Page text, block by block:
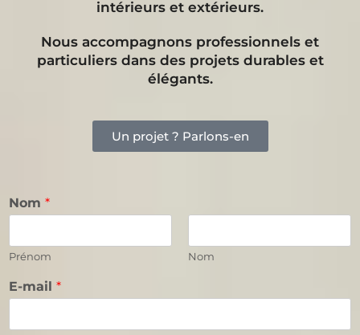
intérieurs et extérieurs.
Nous accompagnons professionnels et
particuliers dans des projets durables et
élégants.
Un projet ? Parlons-en
Nom *
Prénom Nom
E-mail *